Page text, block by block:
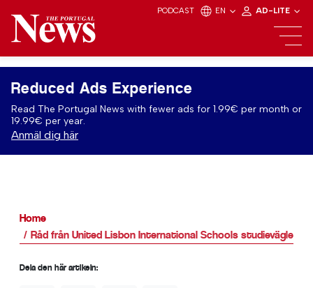
PODCAST EN AD-LITE
Reduced Ads Experience
Read The Portugal News with fewer ads for 1.99€ per month or
19.99€ per year.
Anmäl dig här
Home
Råd från United Lisbon International Schools
Dela den här artikeln: